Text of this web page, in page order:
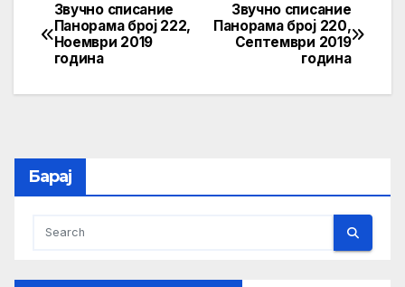
Post
navigation
Звучно списание
Панорама број 220,
Септември 2019
година
Звучно списание
Панорама број 222,
Ноември 2019
година
Барај